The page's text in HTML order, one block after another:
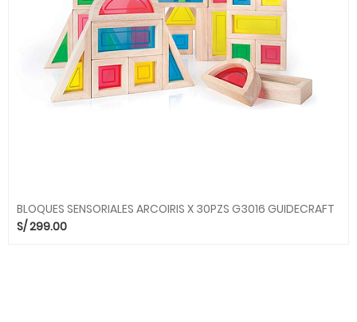
BLOQUES SENSORIALES ARCOIRIS X 30PZS G3016 GUIDECRAFT
S/299.00